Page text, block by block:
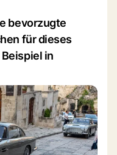
bevorzugte
für dieses
in